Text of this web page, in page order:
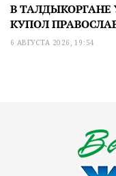
В
КУПОЛ
6 АВГУСТА 2026, 19:54